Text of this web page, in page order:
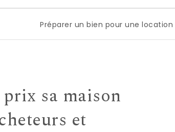
un bien pour une location : les
sa maison
et